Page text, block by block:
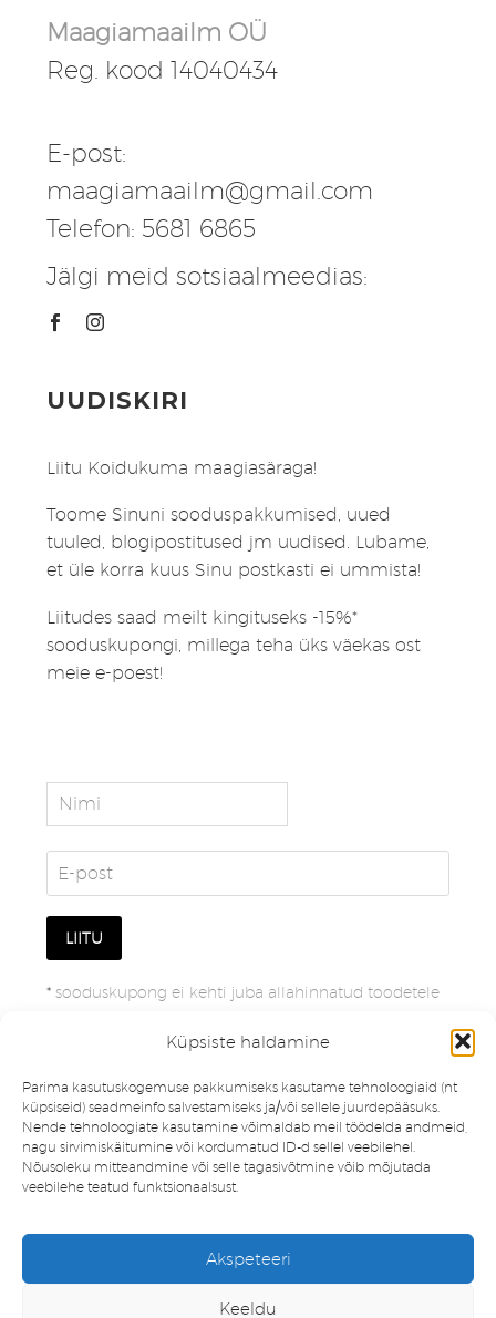
Küpsiste haldamine
Parima kasutuskogemuse pakkumiseks kasutame tehnoloogiaid (nt
küpsiseid) seadmeinfo salvestamiseks ja/või sellele juurdepääsuks.
Nende tehnoloogiate kasutamine võimaldab meil töödelda andmeid,
nagu sirvimiskäitumine või kordumatud ID-d sellel veebilehel.
Nõusoleku mitteandmine või selle tagasivõtmine võib mõjutada
veebilehe teatud funktsionaalsust.
Akspeteeri
Keeldu
Maagiamaailm OÜ
Reg. kood 14040434
E-post:
maagiamaailm@gmail.com
Telefon: 5681 6865
Jälgi meid sotsiaalmeedias:
UUDISKIRI
Liitu Koidukuma maagiasäraga!
Toome Sinuni sooduspakkumised, uued
tuuled, blogipostitused jm uudised. Lubame,
et üle korra kuus Sinu postkasti ei ummista!
Liitudes saad meilt kingituseks -15%*
sooduskupongi, millega teha üks väekas ost
meie e-poest!
* sooduskupong ei kehti juba allahinnatud toodetele
Müügitingimused Privaatsuspoliitika
Minu konto Soovinimekiri